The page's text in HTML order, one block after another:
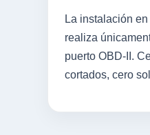
La instalación
realiza
puerto OBD-II.
cortados, cero